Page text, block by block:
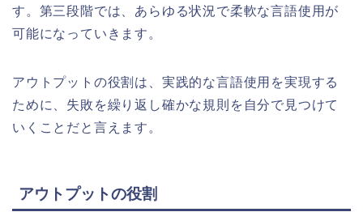
す。第三段階では、あらゆる状況で柔軟な言語使用が
可能になっていきます。
アウトプットの役割は、実践的な言語使用を実現する
ために、失敗を繰り返し確かな規則を自分で見つけて
いくことだと言えます。
アウトプットの役割